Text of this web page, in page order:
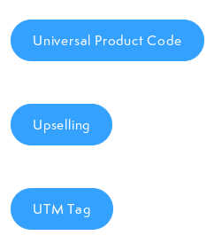
Universal Product Code
Upselling
UTM Tag